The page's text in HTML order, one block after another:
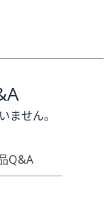
ません。
Q&A